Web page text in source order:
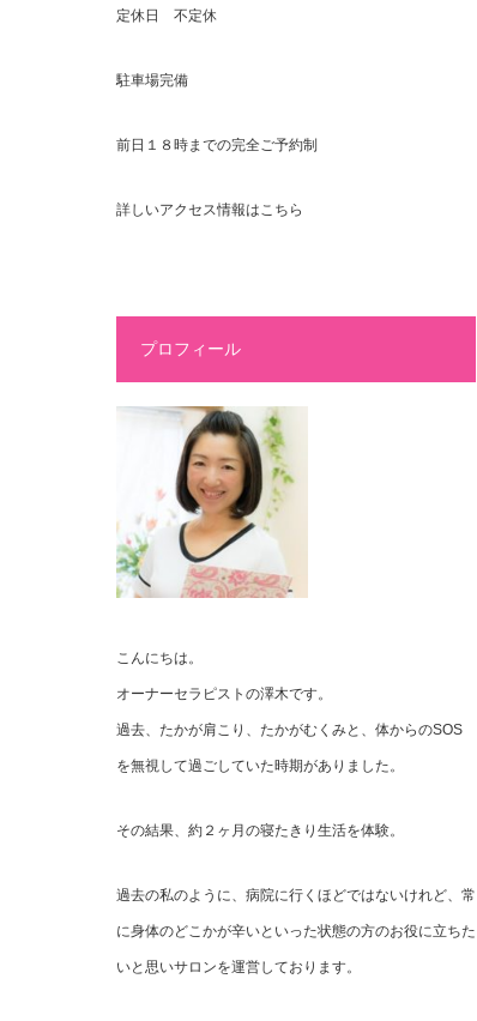
定休日 不定休
駐車場完備
前日１８時までの完全ご予約制
詳しいアクセス情報はこちら
プロフィール
こんにちは。
オーナーセラピストの澤木です。
過去、たかが肩こり、たかがむくみと、体からのSOS
を無視して過ごしていた時期がありました。
その結果、約２ヶ月の寝たきり生活を体験。
過去の私のように、病院に行くほどではないけれど、常
に身体のどこかが辛いといった状態の方のお役に立ちた
いと思いサロンを運営しております。